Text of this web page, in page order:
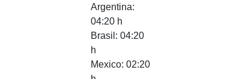
Argentina:
04:20 h
Brasil: 04:20
h
Mexico: 02:20